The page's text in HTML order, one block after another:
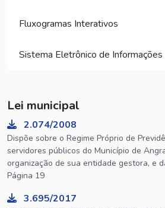
Fluxogramas Interativos
Sistema Eletrônico de Informações
Lei municipal
2.074/2008
Dispõe sobre o Regime Próprio de
servidores públicos do Município de
organização de sua entidade gestora, e
Página 19
3.695/2017